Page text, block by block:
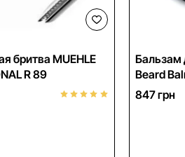
бритва MUEHLE
R 89
Бальзам
Beard
847 грн